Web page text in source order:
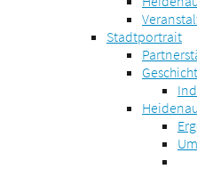
Stadtportrait